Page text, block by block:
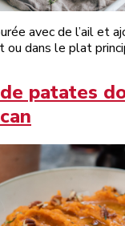
avec de l’ail et
ou dans le plat
patates